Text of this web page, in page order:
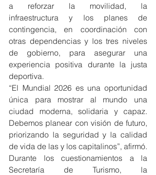
a reforzar la movilidad, la
infraestructura y los planes de
contingencia, en coordinación con
otras dependencias y los tres niveles
de gobierno, para asegurar una
experiencia positiva durante la justa
deportiva.
“El Mundial 2026 es una oportunidad
única para mostrar al mundo una
ciudad moderna, solidaria y capaz.
Debemos planear con visión de futuro,
priorizando la seguridad y la calidad
de vida de las y los capitalinos”, afirmó.
Durante los cuestionamientos a la
Secretaría de Turismo, la